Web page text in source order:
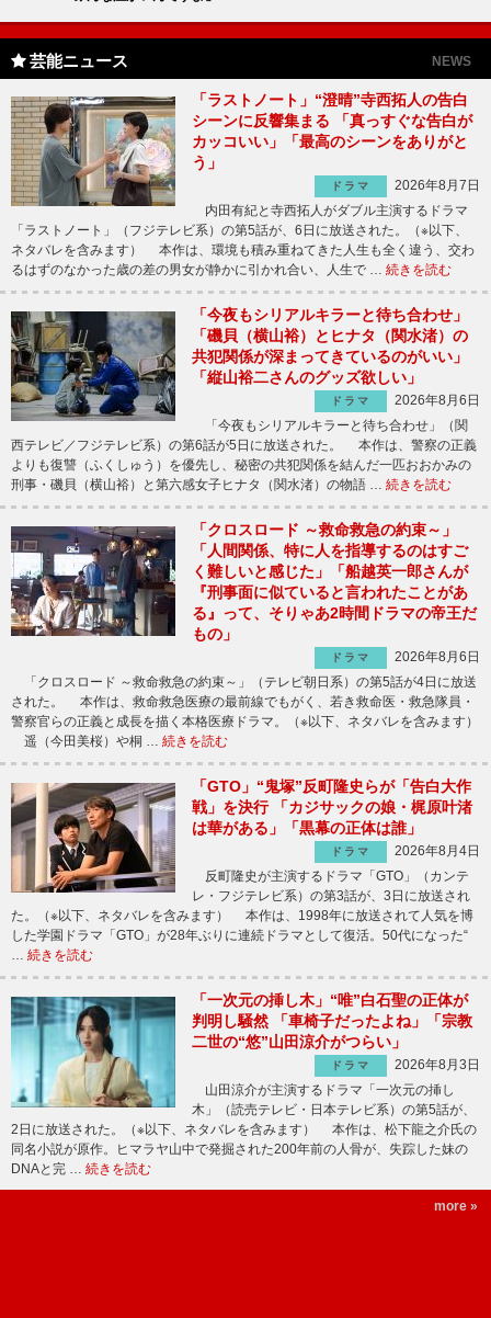
芸能ニュース NEWS
「ラストノート」“澄晴”寺西拓人の告白
シーンに反響集まる 「真っすぐな告白が
カッコいい」「最高のシーンをありがと
う」
ドラマ
2026年8月7日
内田有紀と寺西拓人がダブル主演するドラマ
「ラストノート」（フジテレビ系）の第5話が、6日に放送された。（※以下、
ネタバレを含みます） 本作は、環境も積み重ねてきた人生も全く違う、交わ
るはずのなかった歳の差の男女が静かに引かれ合い、人生で … 続きを読む
「今夜もシリアルキラーと待ち合わせ」
「磯貝（横山裕）とヒナタ（関水渚）の
共犯関係が深まってきているのがいい」
「縦山裕二さんのグッズ欲しい」
ドラマ
2026年8月6日
「今夜もシリアルキラーと待ち合わせ」（関
西テレビ／フジテレビ系）の第6話が5日に放送された。 本作は、警察の正義
よりも復讐（ふくしゅう）を優先し、秘密の共犯関係を結んだ一匹おおかみの
刑事・磯貝（横山裕）と第六感女子ヒナタ（関水渚）の物語 … 続きを読む
「クロスロード ～救命救急の約束～」
「人間関係、特に人を指導するのはすご
く難しいと感じた」「船越英一郎さんが
『刑事面に似ていると言われたことがあ
る』って、そりゃあ2時間ドラマの帝王だ
もの」
ドラマ
2026年8月6日
「クロスロード ～救命救急の約束～」（テレビ朝日系）の第5話が4日に放送
された。 本作は、救命救急医療の最前線でもがく、若き救命医・救急隊員・
警察官らの正義と成長を描く本格医療ドラマ。（※以下、ネタバレを含みます）
遥（今田美桜）や桐 … 続きを読む
「GTO」“鬼塚”反町隆史らが「告白大作
戦」を決行 「カジサックの娘・梶原叶渚
は華がある」「黒幕の正体は誰」
ドラマ
2026年8月4日
反町隆史が主演するドラマ「GTO」（カンテ
レ・フジテレビ系）の第3話が、3日に放送され
た。（※以下、ネタバレを含みます） 本作は、1998年に放送されて人気を博
した学園ドラマ「GTO」が28年ぶりに連続ドラマとして復活。50代になった“
… 続きを読む
「一次元の挿し木」“唯”白石聖の正体が
判明し騒然 「車椅子だったよね」「宗教
二世の“悠”山田涼介がつらい」
ドラマ
2026年8月3日
山田涼介が主演するドラマ「一次元の挿し
木」（読売テレビ・日本テレビ系）の第5話が、
2日に放送された。（※以下、ネタバレを含みます） 本作は、松下龍之介氏の
同名小説が原作。ヒマラヤ山中で発掘された200年前の人骨が、失踪した妹の
DNAと完 … 続きを読む
more »